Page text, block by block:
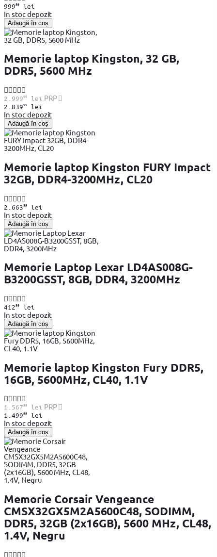
99999lei
In stoc depozit
Adaugă în coș
Memorie laptop Kingston, 32 GB,
DDR5, 5600 MHz
2.99999lei PRP
2.83999lei
In stoc depozit
Adaugă în coș
Memorie laptop Kingston FURY Impact
32GB, DDR4-3200MHz, CL20
2.66399lei
In stoc depozit
Adaugă în coș
Memorie Laptop Lexar LD4AS008G-
B3200GSST, 8GB, DDR4, 3200MHz
41299lei
In stoc depozit
Adaugă în coș
Memorie laptop Kingston Fury DDR5,
16GB, 5600MHz, CL40, 1.1V
1.56799lei PRP
1.49999lei
In stoc depozit
Adaugă în coș
Memorie Corsair Vengeance
CMSX32GX5M2A5600C48, SODIMM,
DDR5, 32GB (2x16GB), 5600 MHz, CL48,
1.4V, Negru